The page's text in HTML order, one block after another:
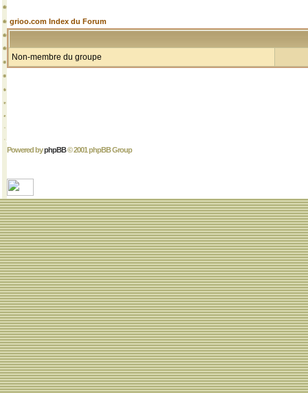
grioo.com Index du Forum
Non-membre du groupe
Powered byphpBB© 2001 phpBB Group